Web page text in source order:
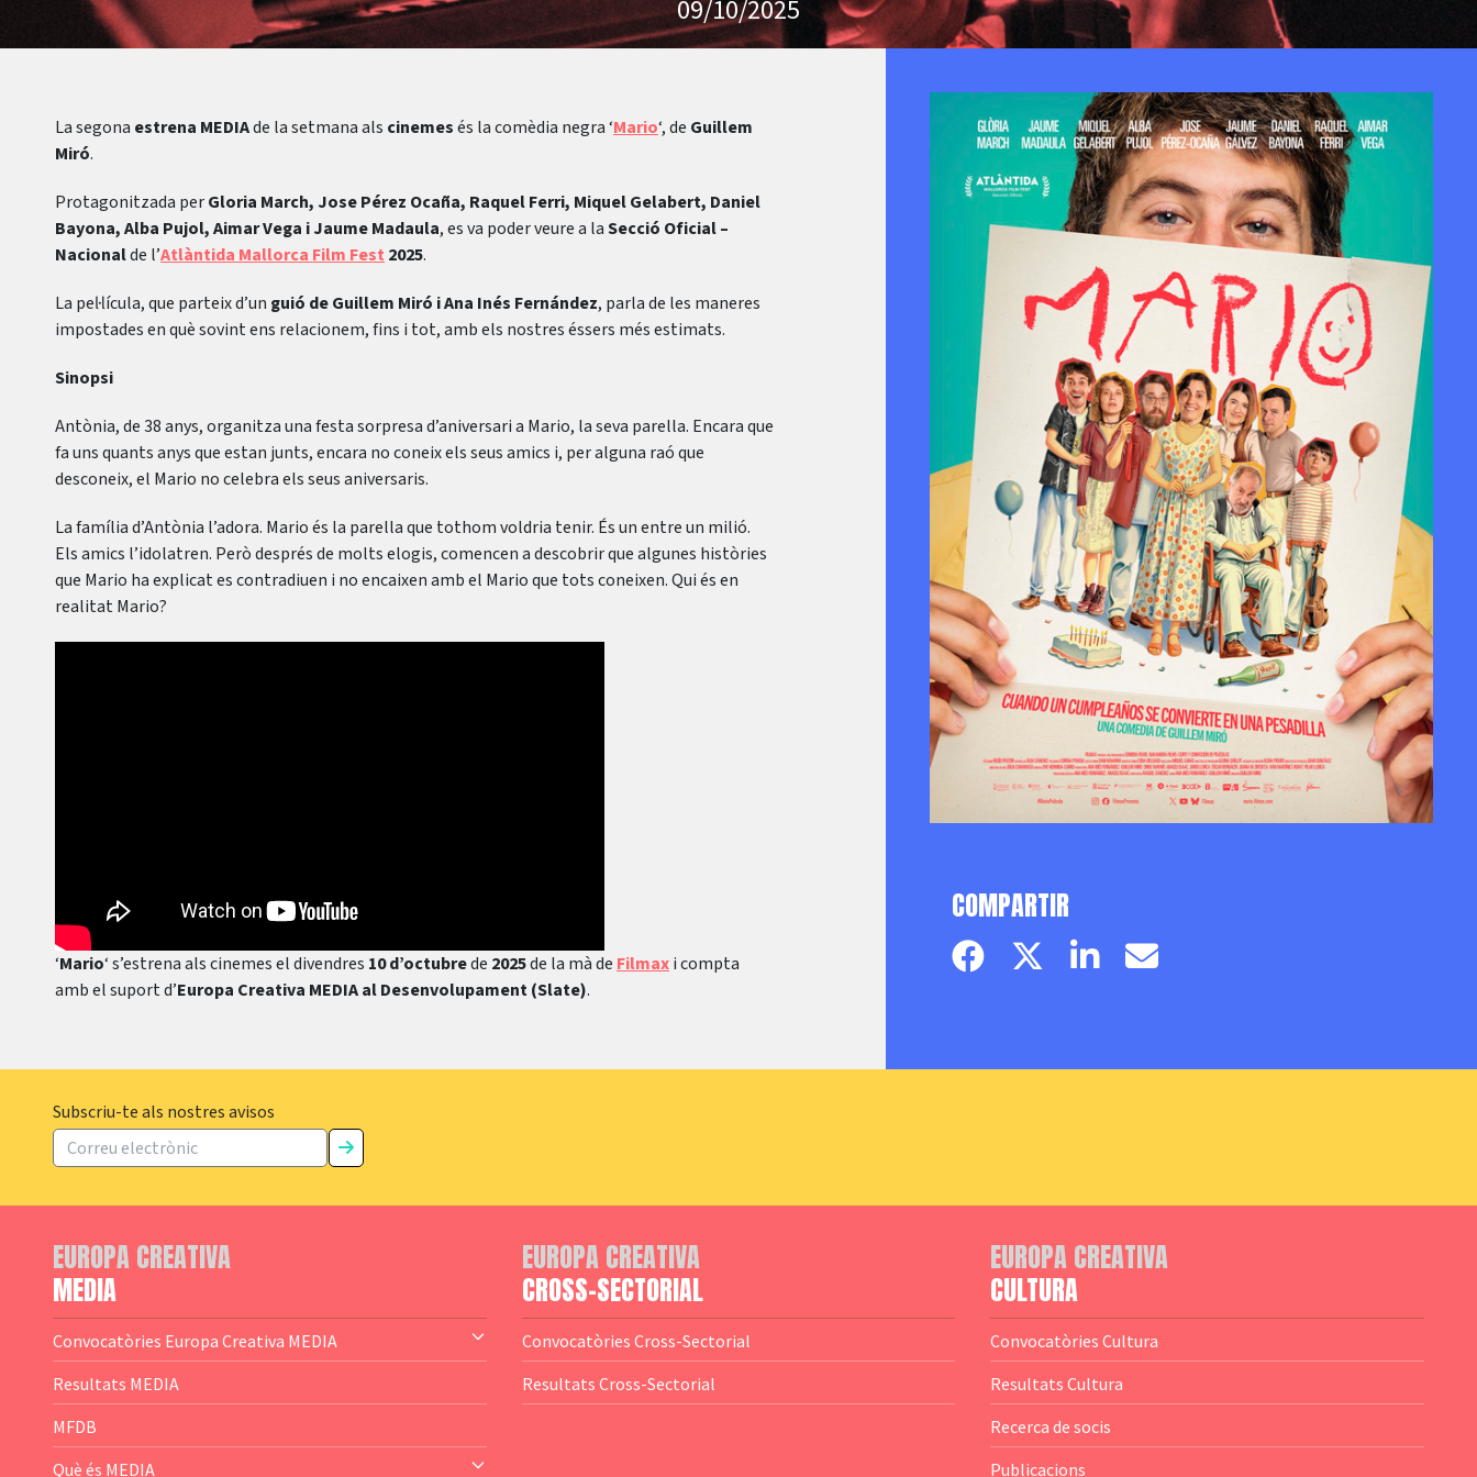
09/10/2025
La segona estrena MEDIAde la setmana als cinemesés la comèdia negra ‘Mario‘, de Guillem
Miró.
Protagonitzada perGloria March, Jose Pérez Ocaña, Raquel Ferri, Miquel Gelabert, Daniel
Bayona, Alba Pujol, Aimar Vega i Jaume Madaula, es va poder veure a laSecció Oficial –
Nacionalde l’Atlàntida Mallorca Film Fest 2025.
La pel·lícula, que parteix d’un guió de Guillem Miró i Ana Inés Fernández, parla de les maneres
impostades en què sovint ens relacionem, fins i tot, amb els nostres éssers més estimats.
Sinopsi
Antònia, de 38 anys, organitza una festa sorpresa d’aniversari a Mario, la seva parella. Encara que
fa uns quants anys que estan junts, encara no coneix els seus amics i, per alguna raó que
desconeix, el Mario no celebra els seus aniversaris.
La família d’Antònia l’adora. Mario és la parella que tothom voldria tenir. És un entre un milió.
Els amics l’idolatren. Però després de molts elogis, comencen a descobrir que algunes històries
que Mario ha explicat es contradiuen i no encaixen amb el Mario que tots coneixen. Qui és en
realitat Mario?
‘Mario‘ s’estrena als cinemes el divendres 10 d’octubrede 2025de la mà de Filmaxi compta
amb el suport d’Europa Creativa MEDIA al Desenvolupament (Slate).
COMPARTIR
Facebook pageTwitter page
LinkedinEmail
Subscriu-te als nostres avisos
EUROPA CREATIVA
MEDIA
Convocatòries Europa Creativa MEDIA
— Content Cluster
— Business Cluster
— Audience Cluster
Resultats MEDIA
MFDB
Què és MEDIA
EUROPA CREATIVA
CROSS-SECTORIAL
Convocatòries Cross-Sectorial
Resultats Cross-Sectorial
EUROPA CREATIVA
CULTURA
Convocatòries Cultura
Resultats Cultura
Recerca de socis
Publicacions